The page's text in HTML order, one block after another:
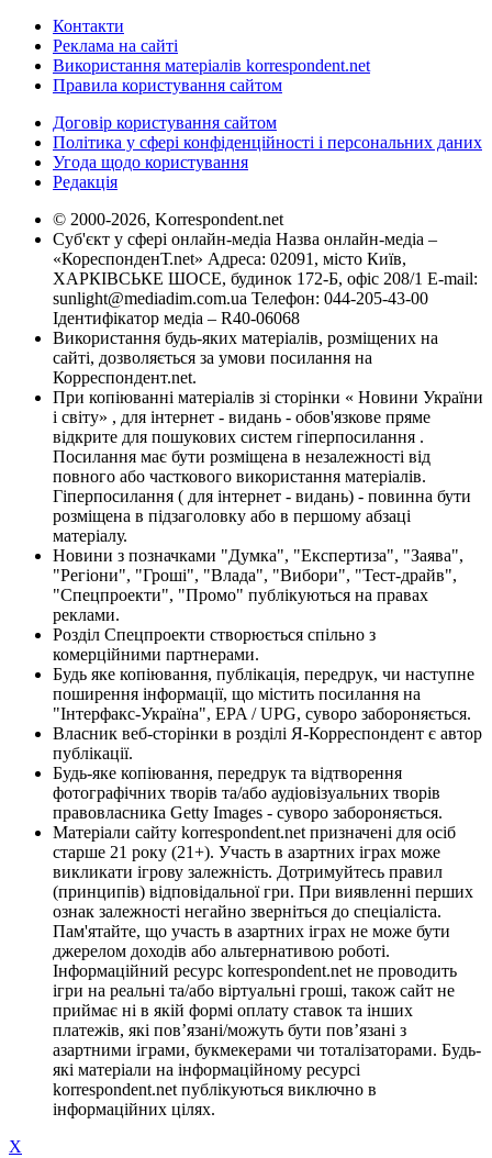
Контакти
Реклама на сайті
Використання матеріалів korrespondent.net
Правила користування сайтом
Договір користування сайтом
Політика у сфері конфіденційності і персональних даних
Угода щодо користування
Редакція
© 2000-2026, Korrespondent.net
Суб'єкт у сфері онлайн-медіа Назва онлайн-медіа –
«КореспонденТ.net» Адреса: 02091, місто Київ,
ХАРКІВСЬКЕ ШОСЕ, будинок 172-Б, офіс 208/1 E-mail:
sunlight@mediadim.com.ua Телефон: 044-205-43-00
Ідентифікатор медіа – R40-06068
Використання будь-яких матеріалів, розміщених на
сайті, дозволяється за умови посилання на
Корреспондент.net.
При копіюванні матеріалів зі сторінки « Новини України
і світу» , для інтернет - видань - обов'язкове пряме
відкрите для пошукових систем гіперпосилання .
Посилання має бути розміщена в незалежності від
повного або часткового використання матеріалів.
Гіперпосилання ( для інтернет - видань) - повинна бути
розміщена в підзаголовку або в першому абзаці
матеріалу.
Новини з позначками "Думка", "Експертиза", "Заява",
"Регіони", "Гроші", "Влада", "Вибори", "Тест-драйв",
"Спецпроекти", "Промо" публікуються на правах
реклами.
Розділ Спецпроекти створюється спільно з
комерційними партнерами.
Будь яке копіювання, публікація, передрук, чи наступне
поширення інформації, що містить посилання на
"Інтерфакс-Україна", EPA / UPG, суворо забороняється.
Власник веб-сторінки в розділі Я-Корреспондент є автор
публікації.
Будь-яке копіювання, передрук та відтворення
фотографічних творів та/або аудіовізуальних творів
правовласника Getty Images - суворо забороняється.
Матеріали сайту korrespondent.net призначені для осіб
старше 21 року (21+). Участь в азартних іграх може
викликати ігрову залежність. Дотримуйтесь правил
(принципів) відповідальної гри. При виявленні перших
ознак залежності негайно зверніться до спеціаліста.
Пам'ятайте, що участь в азартних іграх не може бути
джерелом доходів або альтернативою роботі.
Інформаційний ресурс korrespondent.net не проводить
ігри на реальні та/або віртуальні гроші, також сайт не
приймає ні в якій формі оплату ставок та інших
платежів, які пов’язані/можуть бути пов’язані з
азартними іграми, букмекерами чи тоталізаторами. Будь-
які матеріали на інформаційному ресурсі
korrespondent.net публікуються виключно в
інформаційних цілях.
X